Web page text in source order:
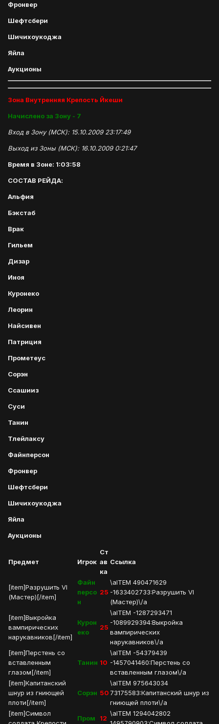
Фронвер
Шефтсбери
Шичихоукоджа
Яйла
Аукционы
Зона Внутренняя Крепость Йкеши
Начислено за Зону - 7
Вход в Зону (МСК): 15.10.2009 23:17:49
Выход из Зоны (МСК): 16.10.2009 0:21:47
Время в Зоне: 1:03:58
СОСТАВ РЕЙДА:
Альфия
Бэкстаб
Врак
Гильем
Дизар
Иноя
Куронеко
Леорин
Найсивен
Патриция
Прометеус
Сорэн
Ссашииз
Суси
Танин
Тлейлаксу
Файнперсон
Фронвер
Шефтсбери
Шичихоукоджа
Яйла
Аукционы
Предмет Игрок
Ст
ав
ка
Ссылка
[item]Разрушить VI
(Мастер)[/item]
Файн
персо
н
25
\aITEM 490471629
-1633402733:Разрушить VI
(Мастер)\/a
[item]Выкройка
вампирических
нарукавников[/item]
Курон
еко
25
\aITEM -1287293471
-1089929394:Выкройка
вампирических
нарукавников\/a
[item]Перстень со
вставленным
глазом[/item]
Танин 10
\aITEM -54379439
-1457041460:Перстень со
вставленным глазом\/a
[item]Капитанский
шнур из гниющей
плоти[/item]
Сорэн 50
\aITEM 975643034
73175583:Капитанский шнур из
гниющей плоти\/a
[item]Символ
Пром 12
\aITEM 1294042802